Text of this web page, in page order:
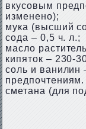
вкусовым
изменено);
мука (высший
сода – 0,5 ч. л.;
масло
кипяток – 230-
соль и ванилин
предпочтениям.
сметана (для